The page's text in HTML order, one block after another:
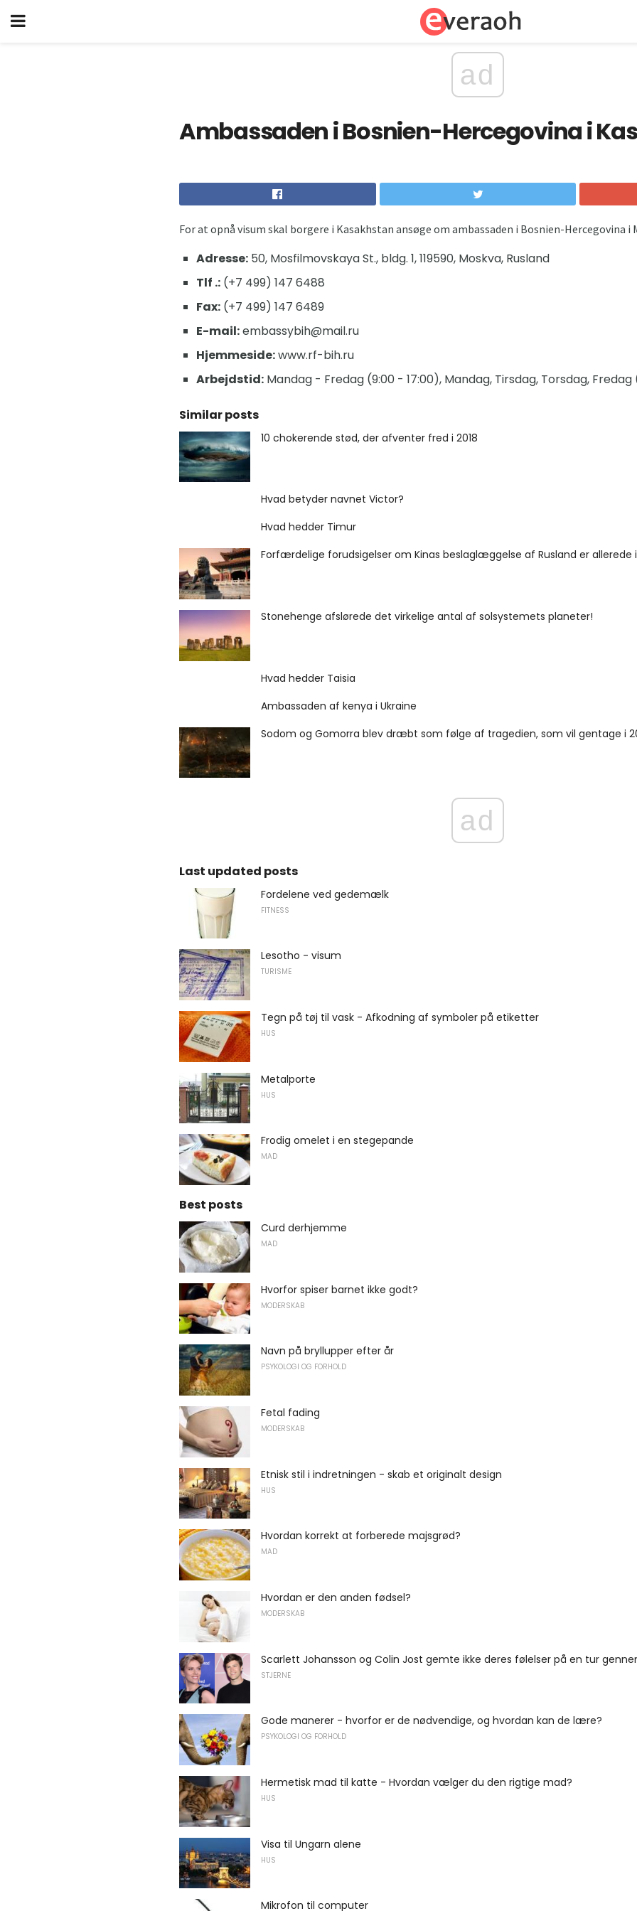
ad
Ambassaden i Bosnien-Hercegovina i
For at opnå visum skal borgere i Kasakhstan ansøge om ambassaden i Bosnien-Hercegovina i
Adresse: 50, Mosfilmovskaya St., bldg. 1, 119590, Moskva, Rusland
Tlf .: (+7 499) 147 6488
Fax: (+7 499) 147 6489
E-mail:embassybih@mail.ru
Hjemmeside:www.rf-bih.ru
Arbejdstid: Mandag - Fredag ​​(9:00 - 17:00), Mandag, Tirsdag, Torsdag, Fredag
Similar posts
10 chokerende stød, der afventer fred i 2018
Hvad betyder navnet Victor?
Hvad hedder Timur
Forfærdelige forudsigelser om Kinas beslaglæggelse af Rusland er allerede
Stonehenge afslørede det virkelige antal af solsystemets planeter!
Hvad hedder Taisia
Ambassaden af ​​kenya i Ukraine
Sodom og Gomorra blev dræbt som følge af tragedien, som vil gentage i
ad
Last updated posts
Fordelene ved gedemælk
FITNESS
Lesotho - visum
TURISME
Tegn på tøj til vask - Afkodning af symboler på etiketter
HUS
Metalporte
HUS
Frodig omelet i en stegepande
MAD
Best posts
Curd derhjemme
MAD
Hvorfor spiser barnet ikke godt?
MODERSKAB
Navn på bryllupper efter år
PSYKOLOGI OG FORHOLD
Fetal fading
MODERSKAB
Etnisk stil i indretningen - skab et originalt design
HUS
Hvordan korrekt at forberede majsgrød?
MAD
Hvordan er den anden fødsel?
MODERSKAB
Scarlett Johansson og Colin Jost gemte ikke deres følelser på en tur
STJERNE
Gode ​​manerer - hvorfor er de nødvendige, og hvordan kan de lære?
PSYKOLOGI OG FORHOLD
Hermetisk mad til katte - Hvordan vælger du den rigtige mad?
HUS
Visa til Ungarn alene
HUS
Mikrofon til computer